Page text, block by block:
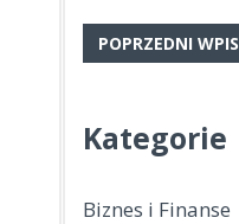
POPRZEDNI WPIS
Kategorie
Biznes i Finanse